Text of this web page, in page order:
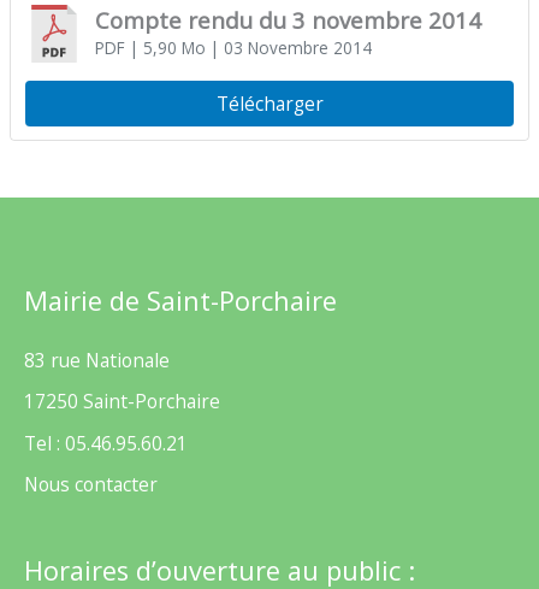
Compte rendu du 3 novembre 2014
PDF| 5,90 Mo | 03 Novembre 2014
Télécharger
Mairie de Saint-Porchaire
83 rue Nationale
17250 Saint-Porchaire
Tel : 05.46.95.60.21
Nous contacter
Horaires d’ouverture au public :